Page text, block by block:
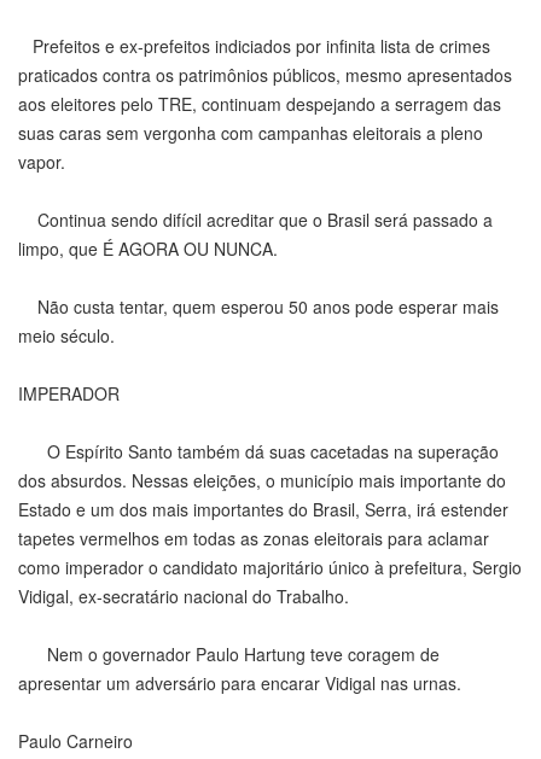
Prefeitos e ex-prefeitos indiciados por infinita lista de crimes
praticados contra os patrimônios públicos, mesmo apresentados
aos eleitores pelo TRE, continuam despejando a serragem das
suas caras sem vergonha com campanhas eleitorais a pleno
vapor.
Continua sendo difícil acreditar que o Brasil será passado a
limpo, que É AGORA OU NUNCA.
Não custa tentar, quem esperou 50 anos pode esperar mais
meio século.
IMPERADOR
O Espírito Santo também dá suas cacetadas na superação
dos absurdos. Nessas eleições, o município mais importante do
Estado e um dos mais importantes do Brasil, Serra, irá estender
tapetes vermelhos em todas as zonas eleitorais para aclamar
como imperador o candidato majoritário único à prefeitura, Sergio
Vidigal, ex-secratário nacional do Trabalho.
Nem o governador Paulo Hartung teve coragem de
apresentar um adversário para encarar Vidigal nas urnas.
Paulo Carneiro